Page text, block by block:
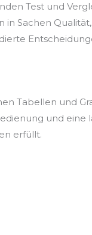
Test und
in Sachen Qualität,
Tabellen und
und eine
erfüllt.